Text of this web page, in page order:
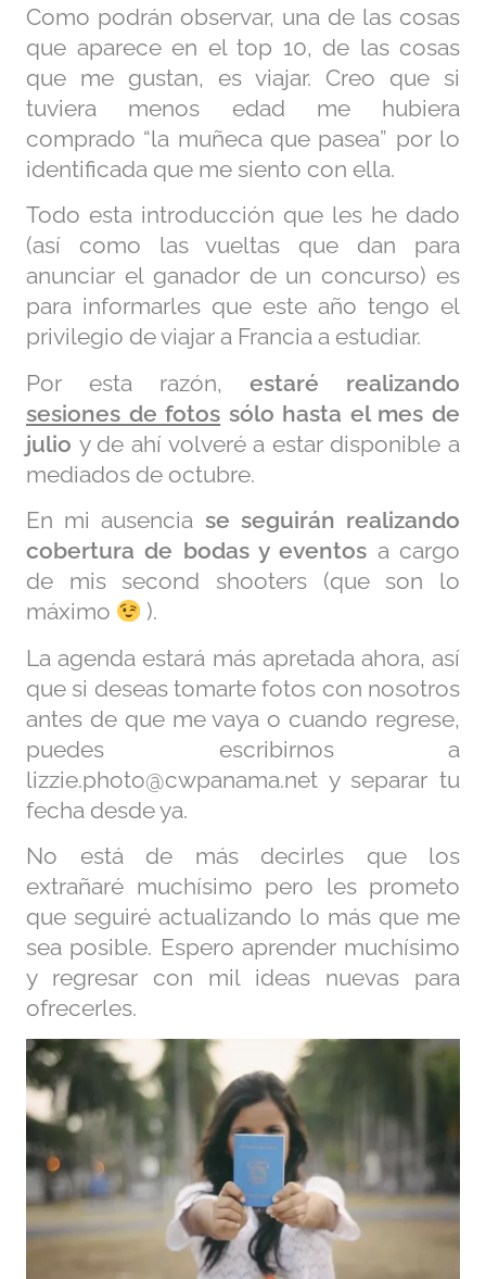
Como podrán observar, una de las cosas
que aparece en el top 10, de las cosas
que me gustan, es viajar. Creo que si
tuviera menos edad me hubiera
comprado “la muñeca que pasea” por lo
identificada que me siento con ella.
Todo esta introducción que les he dado
(así como las vueltas que dan para
anunciar el ganador de un concurso) es
para informarles que este año tengo el
privilegio de viajar a Francia a estudiar.
Por esta razón, estaré realizando
sesiones de fotos sólo hasta el mes de
julio y de ahí volveré a estar disponible a
mediados de octubre.
En mi ausencia se seguirán realizando
cobertura de bodas y eventos a cargo
de mis second shooters (que son lo
máximo
).
La agenda estará más apretada ahora, así
que si deseas tomarte fotos con nosotros
antes de que me vaya o cuando regrese,
puedes escribirnos a
lizzie.photo@cwpanama.net y separar tu
fecha desde ya.
No está de más decirles que los
extrañaré muchísimo pero les prometo
que seguiré actualizando lo más que me
sea posible. Espero aprender muchísimo
y regresar con mil ideas nuevas para
ofrecerles.